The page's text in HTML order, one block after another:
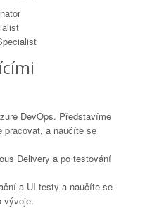
DevOps. Představíme
pracovat, a naučíte se
Delivery a po testování
a UI testy a naučíte se
vývoje.